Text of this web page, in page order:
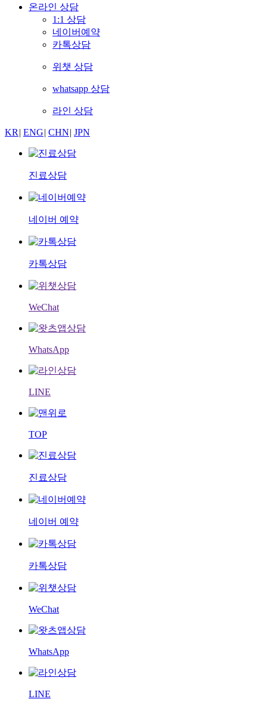
온라인 상담
1:1 상담
네이버예약
카톡상담
위챗 상담
whatsapp 상담
라인 상담
KR | ENG| CHN| JPN
진료상담
네이버 예약
카톡상담
WeChat
WhatsApp
LINE
TOP
진료상담
네이버 예약
카톡상담
WeChat
WhatsApp
LINE